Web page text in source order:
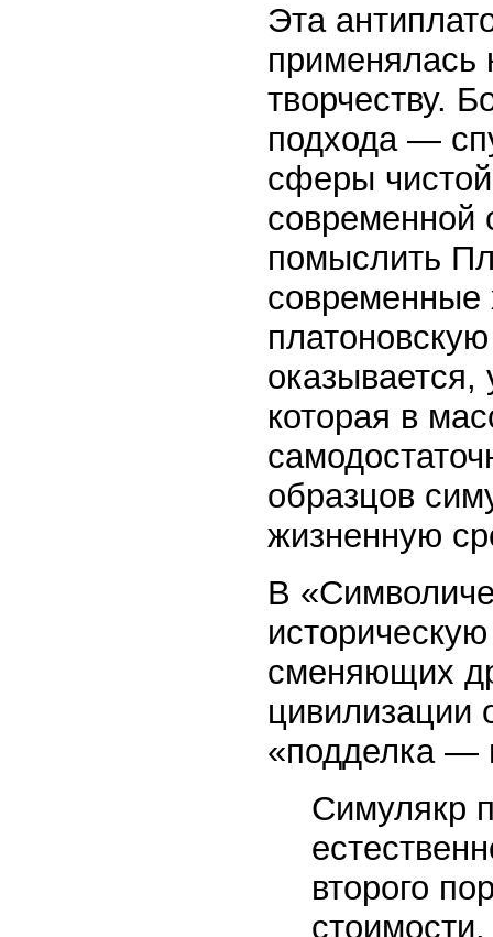
Эта
применялась
творчеству.
подхода —
сферы чистой
современной
помыслить
современные
оказывается,
которая в
образцов
жизненную
В
сменяющих
цивилизации
«подделка —
Симулякр
второго